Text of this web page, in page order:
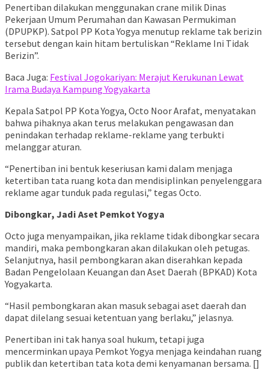
Penertiban dilakukan menggunakan crane milik Dinas
Pekerjaan Umum Perumahan dan Kawasan Permukiman
(DPUPKP). Satpol PP Kota Yogya menutup reklame tak berizin
tersebut dengan kain hitam bertuliskan “Reklame Ini Tidak
Berizin”.
Baca Juga: Festival Jogokariyan: Merajut Kerukunan Lewat
Irama Budaya Kampung Yogyakarta
Kepala Satpol PP Kota Yogya, Octo Noor Arafat, menyatakan
bahwa pihaknya akan terus melakukan pengawasan dan
penindakan terhadap reklame-reklame yang terbukti
melanggar aturan.
“Penertiban ini bentuk keseriusan kami dalam menjaga
ketertiban tata ruang kota dan mendisiplinkan penyelenggara
reklame agar tunduk pada regulasi,” tegas Octo.
Dibongkar, Jadi Aset Pemkot Yogya
Octo juga menyampaikan, jika reklame tidak dibongkar secara
mandiri, maka pembongkaran akan dilakukan oleh petugas.
Selanjutnya, hasil pembongkaran akan diserahkan kepada
Badan Pengelolaan Keuangan dan Aset Daerah (BPKAD) Kota
Yogyakarta.
“Hasil pembongkaran akan masuk sebagai aset daerah dan
dapat dilelang sesuai ketentuan yang berlaku,” jelasnya.
Penertiban ini tak hanya soal hukum, tetapi juga
mencerminkan upaya Pemkot Yogya menjaga keindahan ruang
publik dan ketertiban tata kota demi kenyamanan bersama. []